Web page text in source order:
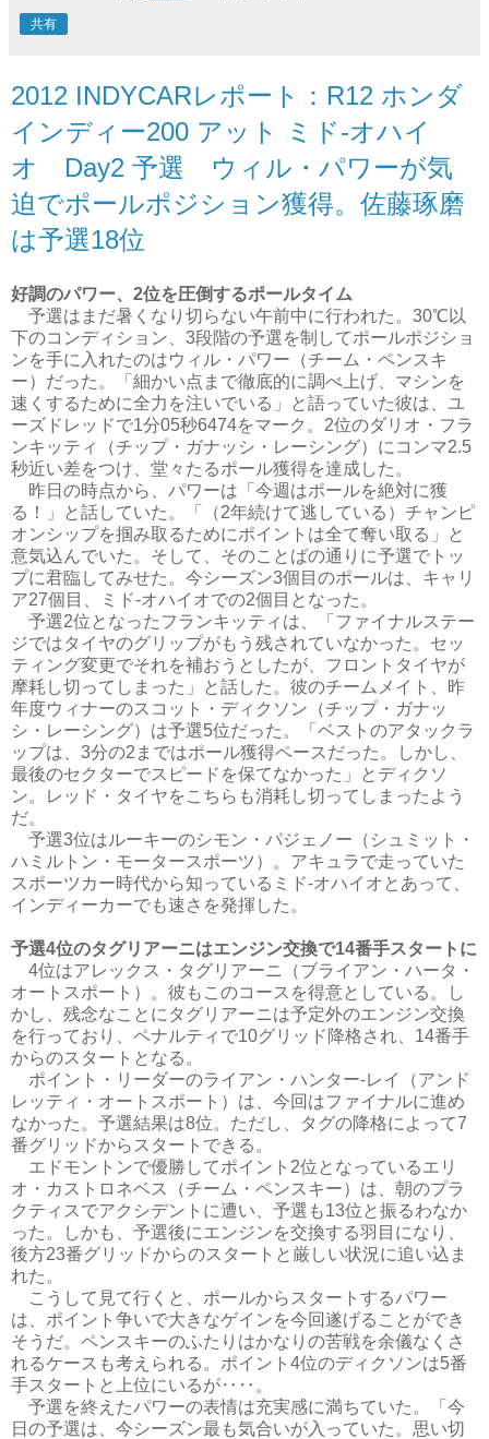
共有
2012 INDYCARレポート：R12 ホンダ
インディー200 アット ミド‐オハイ
オ Day2 予選 ウィル・パワーが気
迫でポールポジション獲得。佐藤琢磨
は予選18位
好調のパワー、2位を圧倒するポールタイム
予選はまだ暑くなり切らない午前中に行われた。30℃以
下のコンディション、3段階の予選を制してポールポジショ
ンを手に入れたのはウィル・パワー（チーム・ペンスキ
ー）だった。「細かい点まで徹底的に調べ上げ、マシンを
速くするために全力を注いでいる」と語っていた彼は、ユ
ーズドレッドで1分05秒6474をマーク。2位のダリオ・フラ
ンキッティ（チップ・ガナッシ・レーシング）にコンマ2.5
秒近い差をつけ、堂々たるポール獲得を達成した。
昨日の時点から、パワーは「今週はポールを絶対に獲
る！」と話していた。「（2年続けて逃している）チャンピ
オンシップを掴み取るためにポイントは全て奪い取る」と
意気込んでいた。そして、そのことばの通りに予選でトッ
プに君臨してみせた。今シーズン3個目のポールは、キャリ
ア27個目、ミド‐オハイオでの2個目となった。
予選2位となったフランキッティは、「ファイナルステー
ジではタイヤのグリップがもう残されていなかった。セッ
ティング変更でそれを補おうとしたが、フロントタイヤが
摩耗し切ってしまった」と話した。彼のチームメイト、昨
年度ウィナーのスコット・ディクソン（チップ・ガナッ
シ・レーシング）は予選5位だった。「ベストのアタックラ
ップは、3分の2まではポール獲得ペースだった。しかし、
最後のセクターでスピードを保てなかった」とディクソ
ン。レッド・タイヤをこちらも消耗し切ってしまったよう
だ。
予選3位はルーキーのシモン・パジェノー（シュミット・
ハミルトン・モータースポーツ）。アキュラで走っていた
スポーツカー時代から知っているミド‐オハイオとあって、
インディーカーでも速さを発揮した。
予選4位のタグリアーニはエンジン交換で14番手スタートに
4位はアレックス・タグリアーニ（ブライアン・ハータ・
オートスポート）。彼もこのコースを得意としている。し
かし、残念なことにタグリアーニは予定外のエンジン交換
を行っており、ペナルティで10グリッド降格され、14番手
からのスタートとなる。
ポイント・リーダーのライアン・ハンター-レイ（アンド
レッティ・オートスポート）は、今回はファイナルに進め
なかった。予選結果は8位。ただし、タグの降格によって7
番グリッドからスタートできる。
エドモントンで優勝してポイント2位となっているエリ
オ・カストロネベス（チーム・ペンスキー）は、朝のプラ
クティスでアクシデントに遭い、予選も13位と振るわなか
った。しかも、予選後にエンジンを交換する羽目になり、
後方23番グリッドからのスタートと厳しい状況に追い込ま
れた。
こうして見て行くと、ポールからスタートするパワー
は、ポイント争いで大きなゲインを今回遂げることができ
そうだ。ペンスキーのふたりはかなりの苦戦を余儀なくさ
れるケースも考えられる。ポイント4位のディクソンは5番
手スタートと上位にいるが‥‥。
予選を終えたパワーの表情は充実感に満ちていた。「今
日の予選は、今シーズン最も気合いが入っていた。思い切